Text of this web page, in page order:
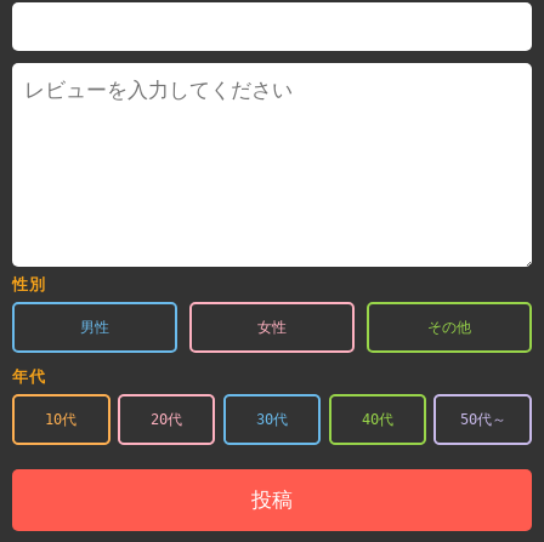
性別
男性 女性 その他
年代
10代 20代 30代 40代 50代～
投稿